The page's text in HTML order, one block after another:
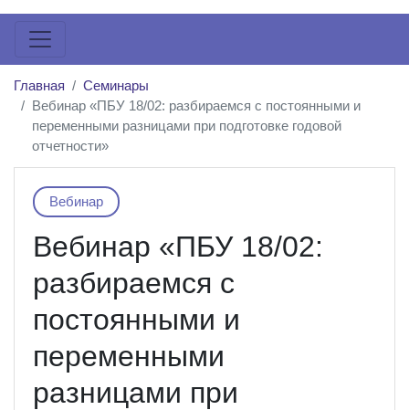
Главная
Семинары
Вебинар «ПБУ 18/02: разбираемся с постоянными и
переменными разницами при подготовке годовой
отчетности»
Вебинар
Вебинар «ПБУ 18/02:
разбираемся с
постоянными и
переменными
разницами при